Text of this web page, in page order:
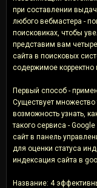
при составлении
любого вебмастера -
поисковиках, чтобы
представим вам
сайта в поисковых
содержимое корректно
Первый способ -
Существует множество
возможность узнать,
такого сервиса -
сайт в панель
для оценки статуса
индексация сайта в
Название: 4